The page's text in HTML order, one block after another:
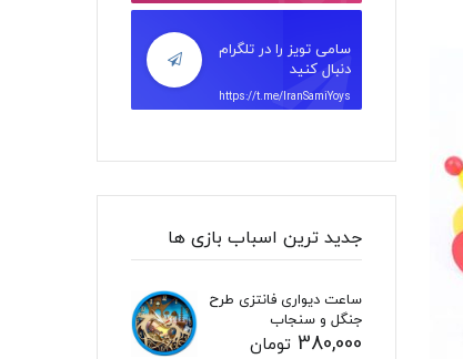
سامی تویز را در تلگرام
دنبال کنید
https://t.me/IranSamiYoys
جدید ترین اسباب بازی ها
ساعت دیواری فانتزی طرح
جنگل و سنجاب
380,000 تومان